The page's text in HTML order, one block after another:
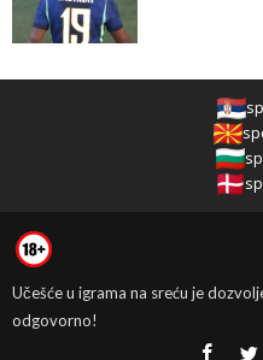
Učešće u igrama na sreću je
odgovorno!